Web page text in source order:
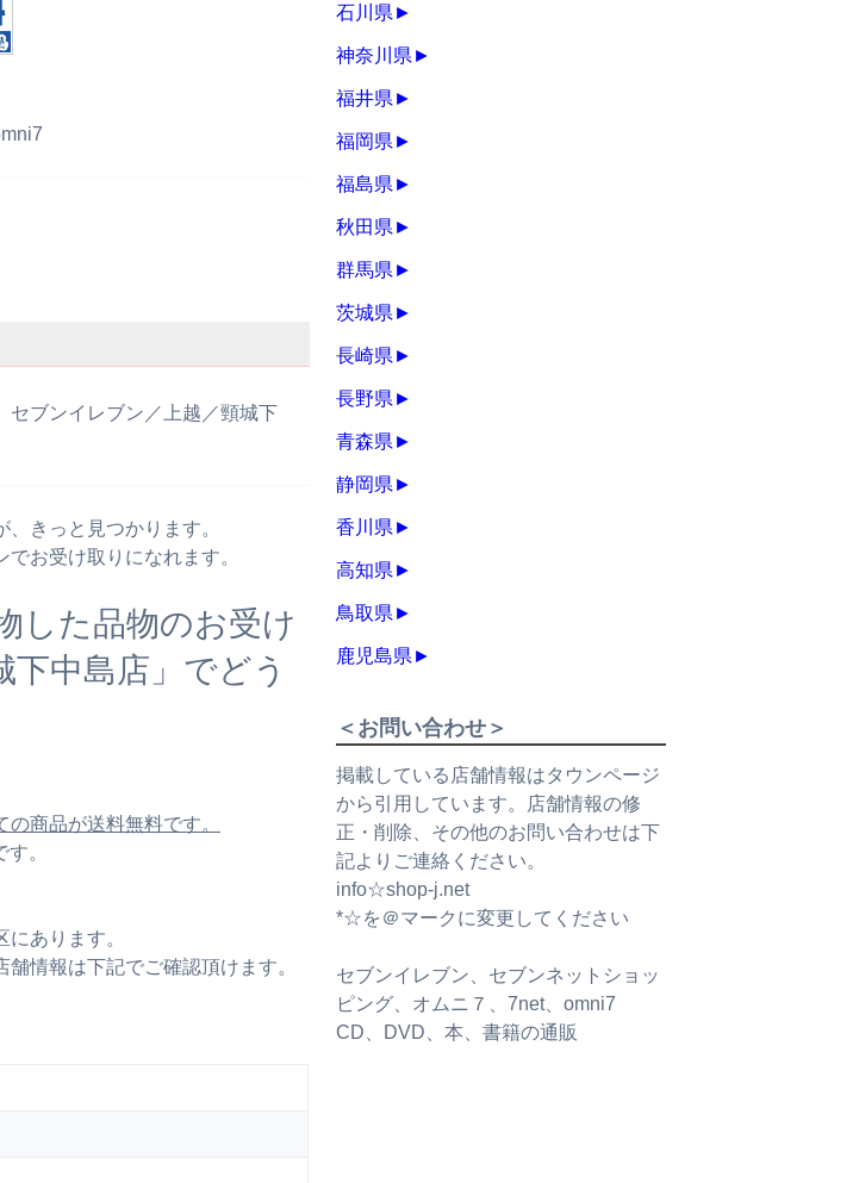
ブンイレブン／上越／頸城下
きっと見つかります。
お受け取りになれます。
した品物のお受け
中島店」でどう
商品が送料無料です。
。
あります。
情報は下記でご確認頂けます。
石川県 ►
神奈川県 ►
福井県 ►
福岡県 ►
福島県 ►
秋田県 ►
群馬県 ►
茨城県 ►
長崎県 ►
長野県 ►
青森県 ►
静岡県 ►
香川県 ►
高知県 ►
鳥取県 ►
鹿児島県 ►
＜お問い合わせ＞
掲載している店舗情報はタウンページ
から引用しています。店舗情報の修
正・削除、その他のお問い合わせは下
記よりご連絡ください。
info☆shop-j.net
*☆を＠マークに変更してください
セブンイレブン、セブンネットショッ
ピング、オムニ７、7net、omni7
CD、DVD、本、書籍の通販